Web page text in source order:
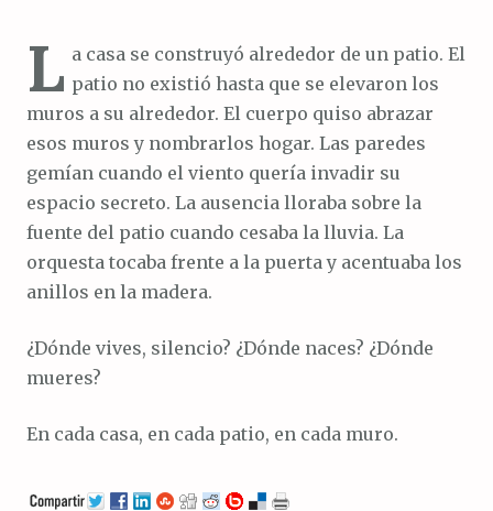
L a casa se construyó alrededor de un patio. El
patio no existió hasta que se elevaron los
muros a su alrededor. El cuerpo quiso abrazar
esos muros y nombrarlos hogar. Las paredes
gemían cuando el viento quería invadir su
espacio secreto. La ausencia lloraba sobre la
fuente del patio cuando cesaba la lluvia. La
orquesta tocaba frente a la puerta y acentuaba los
anillos en la madera.
¿Dónde vives, silencio? ¿Dónde naces? ¿Dónde
mueres?
En cada casa, en cada patio, en cada muro.